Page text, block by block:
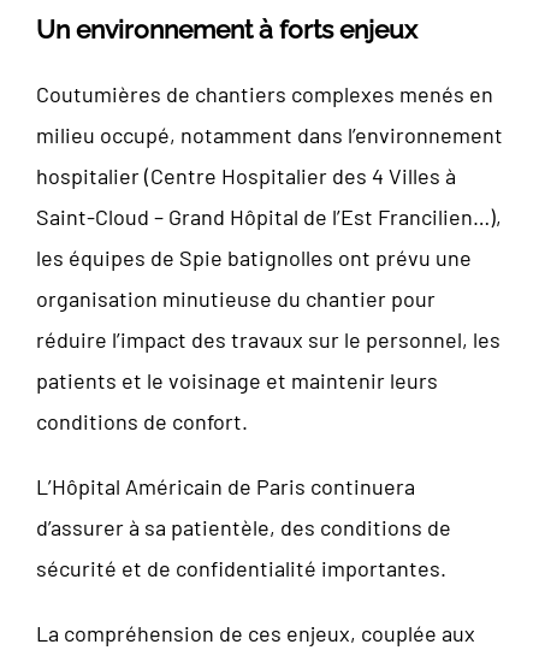
Un environnement à forts enjeux
Coutumières de chantiers complexes menés en
milieu occupé, notamment dans l’environnement
hospitalier (Centre Hospitalier des 4 Villes à
Saint-Cloud – Grand Hôpital de l’Est Francilien…),
les équipes de Spie batignolles ont prévu une
organisation minutieuse du chantier pour
réduire l’impact des travaux sur le personnel, les
patients et le voisinage et maintenir leurs
conditions de confort.
L’Hôpital Américain de Paris continuera
d’assurer à sa patientèle, des conditions de
sécurité et de confidentialité importantes.
La compréhension de ces enjeux, couplée aux